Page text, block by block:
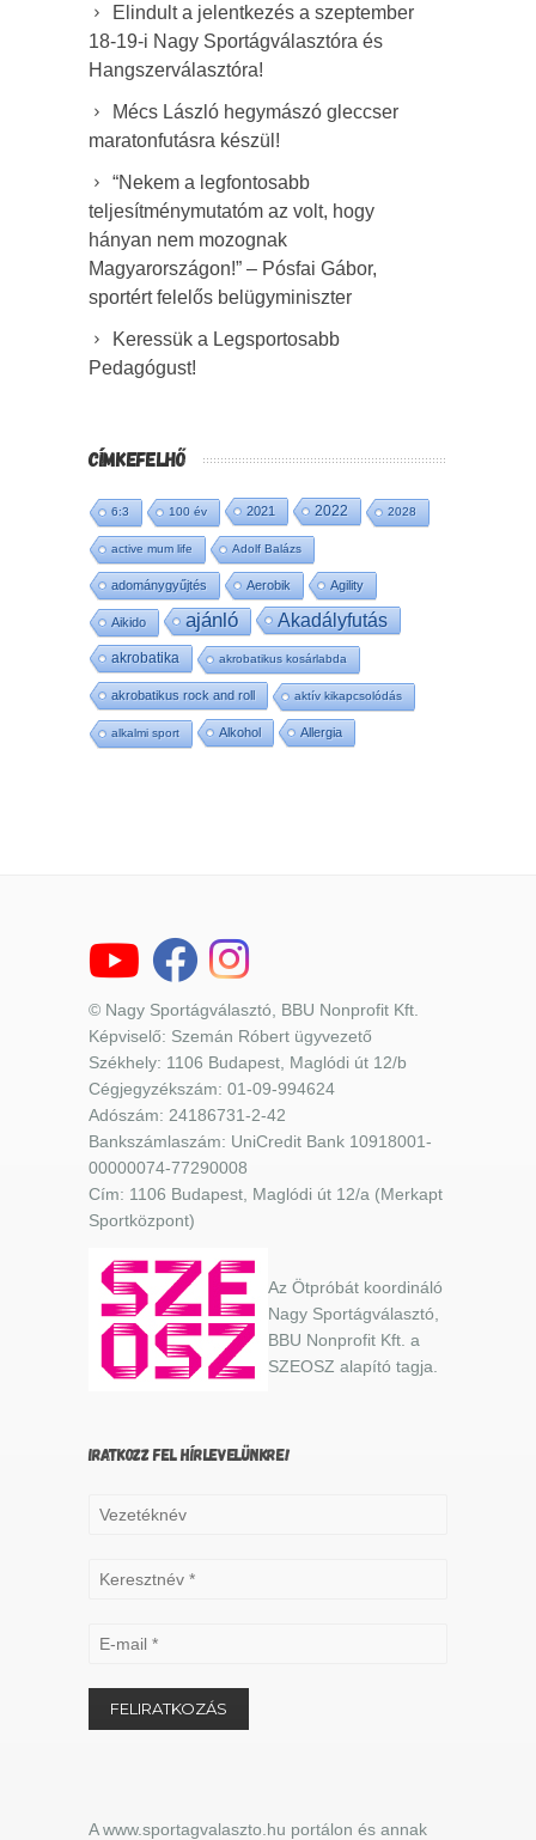
Elindult a jelentkezés a szeptember
18-19-i Nagy Sportágválasztóra és
Hangszerválasztóra!
Mécs László hegymászó gleccser
maratonfutásra készül!
“Nekem a legfontosabb
teljesítménymutatóm az volt, hogy
hányan nem mozognak
Magyarországon!” – Pósfai Gábor,
sportért felelős belügyminiszter
Keressük a Legsportosabb
Pedagógust!
CÍMKEFELHŐ
6:3 100 év 2021 2022 2028
active mum life Adolf Balázs
adománygyűjtés Aerobik Agility
Aikido ajánló Akadályfutás
akrobatika akrobatikus kosárlabda
akrobatikus rock and roll aktív kikapcsolódás
alkalmi sport Alkohol Allergia
© Nagy Sportágválasztó, BBU Nonprofit Kft.
Képviselő: Szemán Róbert ügyvezető
Székhely: 1106 Budapest, Maglódi út 12/b
Cégjegyzékszám: 01-09-994624
Adószám: 24186731-2-42
Bankszámlaszám: UniCredit Bank 10918001-
00000074-77290008
Cím: 1106 Budapest, Maglódi út 12/a (Merkapt
Sportközpont)
Az Ötpróbát koordináló
Nagy Sportágválasztó,
BBU Nonprofit Kft. a
SZEOSZ alapító tagja.
IRATKOZZ FEL HÍRLEVELÜNKRE!
A www.sportagvalaszto.hu portálon és annak